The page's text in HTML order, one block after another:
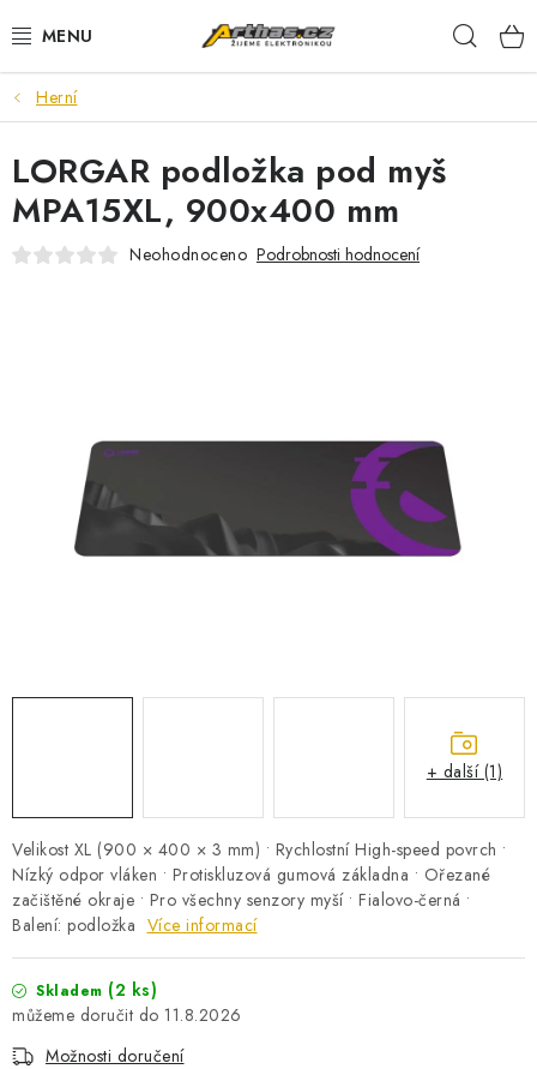
na
TELEFONY, TABLETY
POČÍTAČE, NOTEBOOKY
PRO HRÁČE
PRO KUTILY
Herní
Velikost XL (900 × 400 × 3 mm) • Rychlostní High-speed povrch •
Nízký odpor vláken • Protiskluzová gumová základna • Ořezané
začištěné okraje • Pro všechny senzory myší • Fialovo-černá •
Balení: podložka Více informací
Skladem (2 ks)
11.8.2026
Možnosti doručení
LORGAR podložka pod myš
MPA15XL, 900x400 mm
Neohodnoceno Podrobnosti hodnocení
+ další (1)